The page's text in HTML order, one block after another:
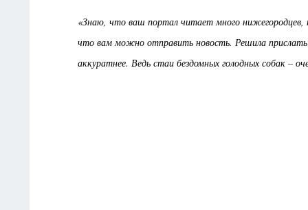
«Знаю, что ваш портал читает много нижегородцев,
что вам можно отправить новость. Решила
аккуратнее. Ведь стаи бездомных голодных собак –